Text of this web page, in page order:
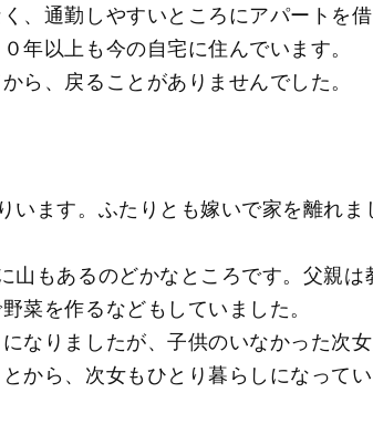
、通勤しやすいところにアパートを
年以上も今の自宅に住んでいます。
ら、戻ることがありませんでした。
います。ふたりとも嫁いで家を離れ
山もあるのどかなところです。父親
菜を作るなどもしていました。
なりましたが、子供のいなかった次
から、次女もひとり暮らしになって